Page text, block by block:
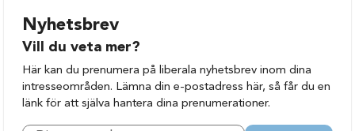
Nyhetsbrev
Vill du veta mer?
Här kan du prenumera på liberala nyhetsbrev inom dina
intresseområden. Lämna din e-postadress här, så får du en
länk för att själva hantera dina prenumerationer.